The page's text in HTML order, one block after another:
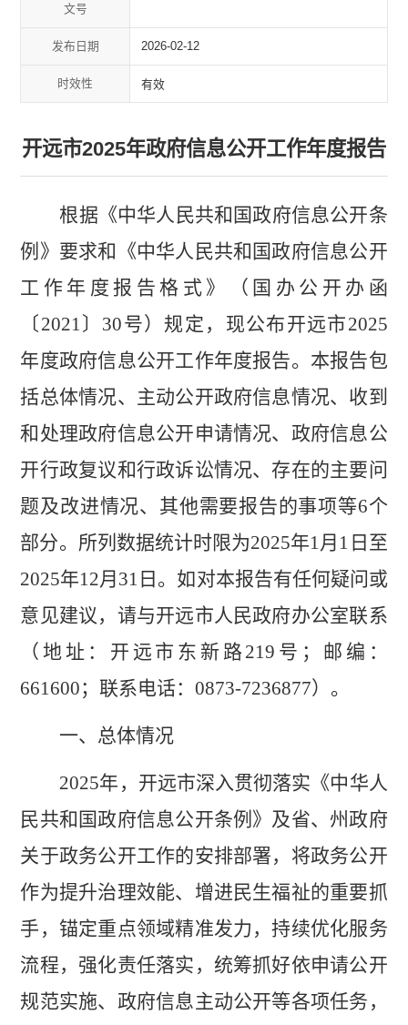
文号
发布日期 2026-02-12
时效性 有效
开远市2025年政府信息公开工作年度报告
根据《中华人民共和国政府信息公开条
例》要求和《中华人民共和国政府信息公开
工作年度报告格式》（国办公开办函
〔 2021 〕 30号）规定，现公布开远市2025
年度政府信息公开工作年度报告。本报告包
括总体情况、主动公开政府信息情况、收到
和处理政府信息公开申请情况、政府信息公
开行政复议和行政诉讼情况、存在的主要问
题及改进情况、其他需要报告的事项等6个
部分。所列数据统计时限为2025年1 月 1 日至
2025年12月 31 日。如对本报告有任何疑问或
意见建议，请与开远市人民政府办公室联系
（地址：开远市东新路219 号；邮编：
661600；联系电话：0873-7236877）。
一、 总体情况
2025年， 开远市深入贯彻落实《中华人
民共和国政府信息公开条例》及省、州政府
关于政务公开工作的安排部署， 将政务公开
作为提升治理效能、增进民生福祉的重要抓
手，锚定重点领域精准发力，持续优化服务
流程， 强化责任落实 ，统筹抓好依申请公开
规范实施、政府信息主动公开等各项任务，